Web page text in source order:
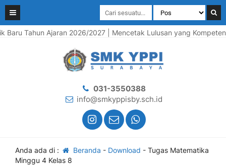
Tahun Ajaran 2026/2027 | Mencetak Lulusan yang
031-3550388
info@smkyppisby.sch.id
Anda ada di : Beranda - Download - Tugas Matematika
Minggu 4 Kelas 8